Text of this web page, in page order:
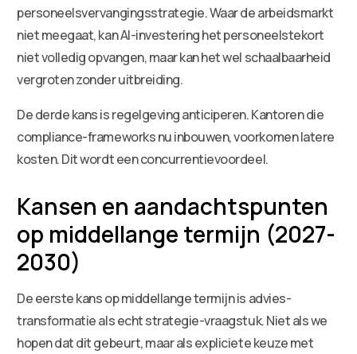
personeelsvervangingsstrategie. Waar de arbeidsmarkt
niet meegaat, kan AI-investering het personeelstekort
niet volledig opvangen, maar kan het wel schaalbaarheid
vergroten zonder uitbreiding.
De derde kans is regelgeving anticiperen. Kantoren die
compliance-frameworks nu inbouwen, voorkomen latere
kosten. Dit wordt een concurrentievoordeel.
Kansen en aandachtspunten
op middellange termijn (2027-
2030)
De eerste kans op middellange termijn is advies-
transformatie als echt strategie-vraagstuk. Niet als we
hopen dat dit gebeurt, maar als expliciete keuze met